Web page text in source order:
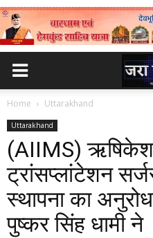
Home Uttarakhand
Uttarakhand
(AIIMS) ऋषिकेश
ट्रांसप्लांटेशन
स्थापना का
पुष्कर सिंह धामी ने